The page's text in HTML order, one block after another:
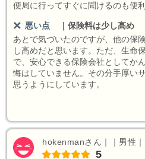
便局に行ってすぐに聞けるのも便
悪い点
保険料は少し高め
あとで気づいたのですが、他の保
し高めだと思います。ただ、生命
で、安心できる保険会社としてか
悔はしていません。その分手厚い
思うようにしています。
hokenmanさん｜｜男性
5